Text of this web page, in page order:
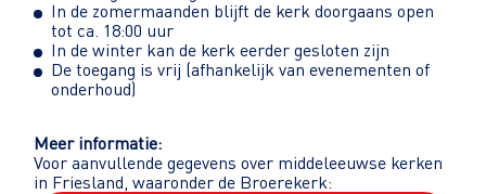
In de zomermaanden blijft de kerk doorgaans open
tot ca. 18:00 uur
In de winter kan de kerk eerder gesloten zijn
De toegang is vrij (afhankelijk van evenementen of
onderhoud)
Meer informatie:
Voor aanvullende gegevens over middeleeuwse kerken
in Friesland, waaronder de Broerekerk: